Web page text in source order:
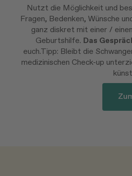
Nutzt die Möglichkeit und
Fragen, Bedenken, Wünsche
ganz diskret mit einer /
Geburtshilfe. Das
euch.Tipp: Bleibt die
medizinischen Check-up